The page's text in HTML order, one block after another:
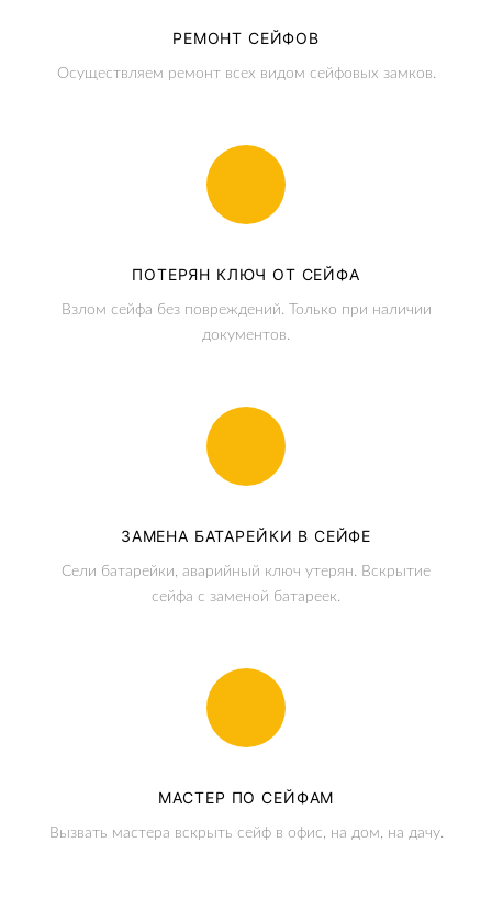
РЕМОНТ СЕЙФОВ
Осуществляем ремонт всех видом сейфовых замков.
ПОТЕРЯН КЛЮЧ ОТ СЕЙФА
Взлом сейфа без повреждений. Только при наличии
документов.
ЗАМЕНА БАТАРЕЙКИ В СЕЙФЕ
Сели батарейки, аварийный ключ утерян. Вскрытие
сейфа с заменой батареек.
МАСТЕР ПО СЕЙФАМ
Вызвать мастера вскрыть сейф в офис, на дом, на дачу.